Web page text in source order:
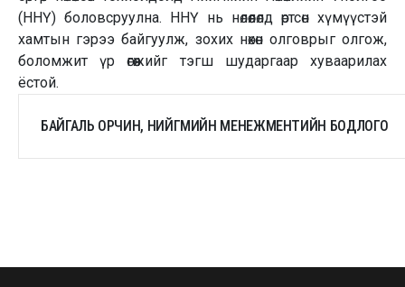
(ННҮ) боловсруулна. ННҮ нь нөлөөлөлд өртсөн хүмүүстэй
хамтын гэрээ байгуулж, зохих нөхөн олговрыг олгож,
боломжит үр өгөөжийг тэгш шударгаар хуваарилах
ёстой.
БАЙГАЛЬ ОРЧИН, НИЙГМИЙН МЕНЕЖМЕНТИЙН БОДЛОГО